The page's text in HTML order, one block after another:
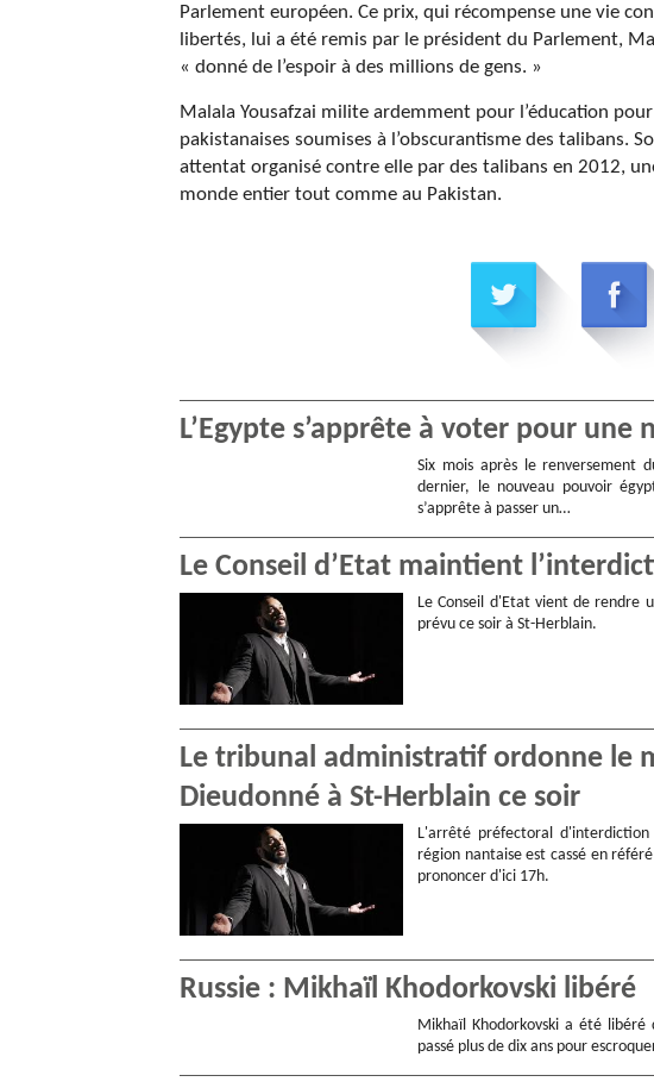
Parlement européen. Ce prix, qui récompense une vie
libertés, lui a été remis par le président du Parlement,
« donné de l’espoir à des millions de gens. »
Malala Yousafzai milite ardemment pour l’éducation
pakistanaises soumises à l’obscurantisme des talibans.
attentat organisé contre elle par des talibans en 2012,
monde entier tout comme au Pakistan.
L’Egypte s’apprête à voter pour
Six mois après le renversement
dernier, le nouveau pouvoir
s’apprête à passer un…
Le Conseil d’Etat maintient
Le Conseil d'Etat vient de rendre
prévu ce soir à St-Herblain.
Le tribunal administratif ordonne le
Dieudonné à St-Herblain ce soir
L'arrêté préfectoral
région nantaise est cassé en
prononcer d'ici 17h.
Russie : Mikhaïl Khodorkovski libéré
Mikhaïl Khodorkovski a été
passé plus de dix ans pour